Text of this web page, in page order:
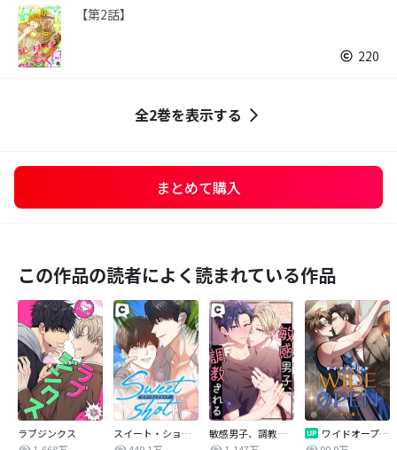
【第2話】
220
全2巻を表示する
まとめて購入
この作品の読者によく読まれている作品
ラブジンクス
スイート・ショット
敏感男子、調教される
ワイドオープン【改訂版】